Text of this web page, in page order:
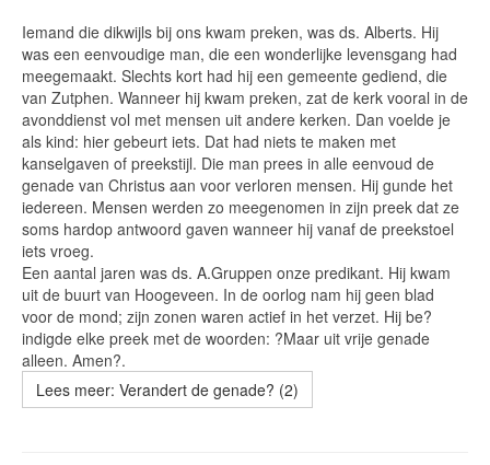
Iemand die dikwijls bij ons kwam preken, was ds. Alberts. Hij
was een eenvoudige man, die een wonderlijke levensgang had
meegemaakt. Slechts kort had hij een gemeente gediend, die
van Zutphen. Wanneer hij kwam preken, zat de kerk vooral in de
avonddienst vol met mensen uit andere kerken. Dan voelde je
als kind: hier gebeurt iets. Dat had niets te maken met
kanselgaven of preekstijl. Die man prees in alle eenvoud de
genade van Christus aan voor verloren mensen. Hij gunde het
iedereen. Mensen werden zo meegenomen in zijn preek dat ze
soms hardop antwoord gaven wanneer hij vanaf de preekstoel
iets vroeg.
Een aantal jaren was ds. A.Gruppen onze predikant. Hij kwam
uit de buurt van Hoogeveen. In de oorlog nam hij geen blad
voor de mond; zijn zonen waren actief in het verzet. Hij be?
indigde elke preek met de woorden: ?Maar uit vrije genade
alleen. Amen?.
Lees meer: Verandert de genade? (2)